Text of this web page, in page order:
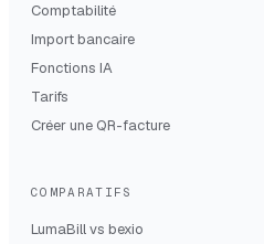
Comptabilité
Import bancaire
Fonctions IA
Tarifs
Créer une QR-facture
COMPARATIFS
LumaBill vs bexio